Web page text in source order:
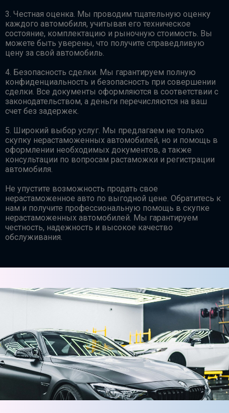
3. Честная оценка. Мы проводим тщательную оценку
каждого автомобиля, учитывая его техническое
состояние, комплектацию и рыночную стоимость. Вы
можете быть уверены, что получите справедливую
цену за свой автомобиль.
4. Безопасность сделки. Мы гарантируем полную
конфиденциальность и безопасность при совершении
сделки. Все документы оформляются в соответствии с
законодательством, а деньги перечисляются на ваш
счет без задержек.
5. Широкий выбор услуг. Мы предлагаем не только
скупку нерастаможенных автомобилей, но и помощь в
оформлении необходимых документов, а также
консультации по вопросам растаможки и регистрации
автомобиля.
Не упустите возможность продать свое
нерастаможенное авто по выгодной цене. Обратитесь к
нам и получите профессиональную помощь в скупке
нерастаможенных автомобилей. Мы гарантируем
честность, надежность и высокое качество
обслуживания.